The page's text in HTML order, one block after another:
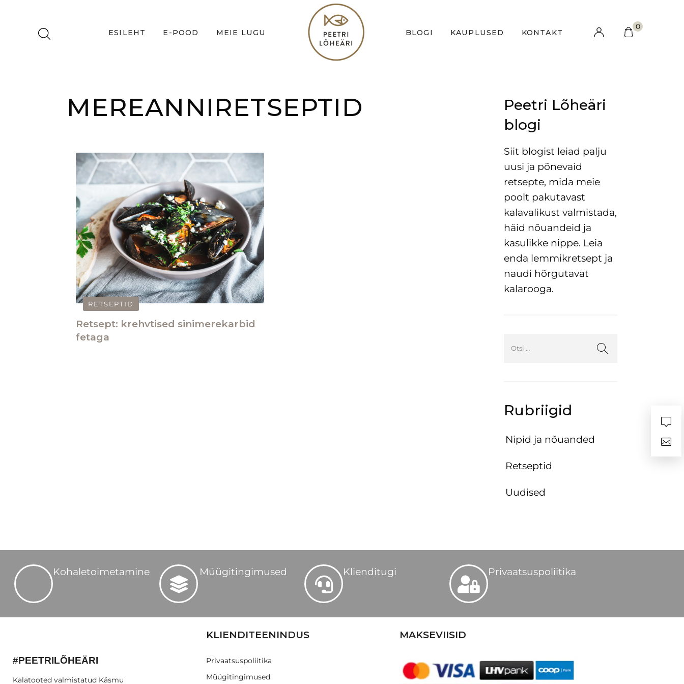
ESILEHT E-POOD MEIE LUGU BLOGI KAUPLUSED KONTAKT
0
MEREANNIRETSEPTID
RETSEPTID
Retsept: krehvtised sinimerekarbid
fetaga
Peetri Lõheäri
blogi
Siit blogist leiad palju
uusi ja põnevaid
retsepte, mida meie
poolt pakutavast
kalavalikust valmistada,
häid nõuandeid ja
kasulikke nippe. Leia
enda lemmikretsept ja
naudi hõrgutavat
kalarooga.
Rubriigid
Nipid ja nõuanded
Retseptid
Uudised
Kohaletoimetamine Müügitingimused Klienditugi Privaatsuspoliitika
#PEETRILÕHEÄRI
Kalatooted valmistatud Käsmu
KLIENDITEENINDUS
Privaatsuspoliitika
Müügitingimused
MAKSEVIISID